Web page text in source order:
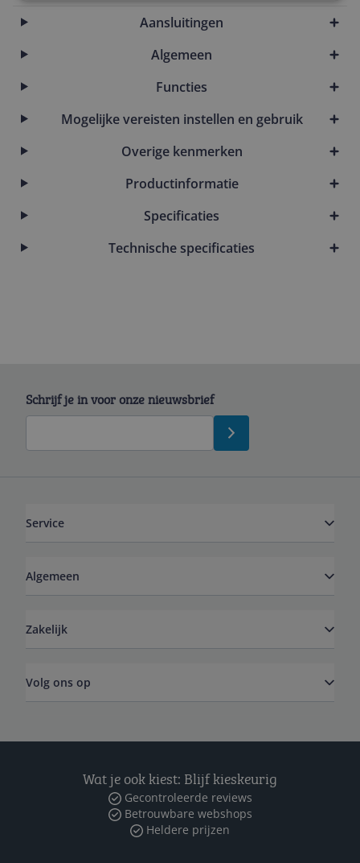
Aansluitingen
Algemeen
Functies
Mogelijke vereisten instellen en gebruik
Overige kenmerken
Productinformatie
Specificaties
Technische specificaties
Schrijf je in voor onze nieuwsbrief
Service
Algemeen
Zakelijk
Volg ons op
Wat je ook kiest: Blijf kieskeurig
Gecontroleerde reviews
Betrouwbare webshops
Heldere prijzen